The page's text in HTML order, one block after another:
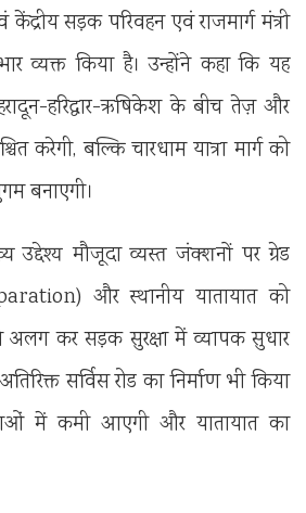
केंद्रीय सड़क परिवहन एवं राजमार्ग मंत्री
व्यक्त किया है। उन्होंने कहा कि यह
हरिद्वार-ऋषिकेश के बीच तेज़ और
करेगी, बल्कि चारधाम यात्रा मार्ग को
बनाएगी।
उद्देश्य मौजूदा व्यस्त जंक्शनों पर ग्रेड
और स्थानीय यातायात को
अलग कर सड़क सुरक्षा में व्यापक सुधार
सर्विस रोड का निर्माण भी किया
में कमी आएगी और यातायात का